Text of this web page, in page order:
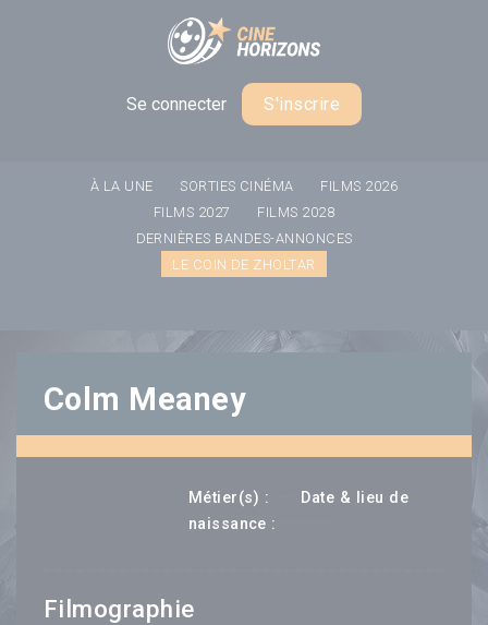
Se connecter S'inscrire
À LA UNE SORTIES CINÉMA
FILMS 2026
FILMS 2027
FILMS 2028
DERNIÈRES BANDES-ANNONCES
LE COIN DE ZHOLTAR
Colm Meaney
Métier(s) :
Date & lieu de
naissance :
Filmographie
Panneau de gestion des cookies